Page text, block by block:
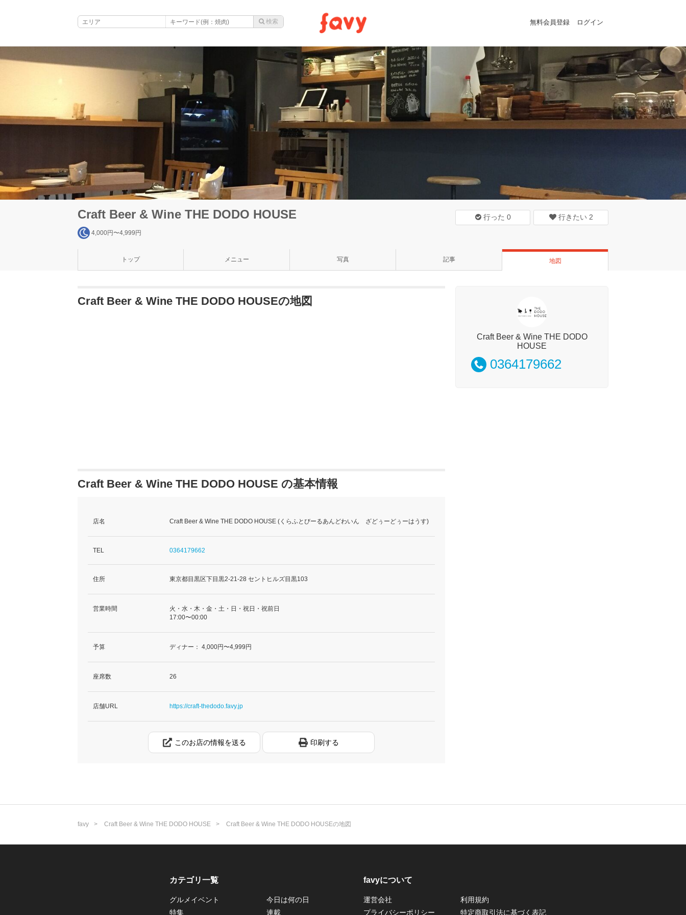
無料会員登録 ログイン
Craft Beer & Wine THE DODO HOUSE
4,000円〜4,999円
行った 0 行きたい 2
トップ メニュー 写真 記事 地図
Craft Beer & Wine THE DODO HOUSEの地図
Craft Beer & Wine THE DODO HOUSE の基本情報
店名 Craft Beer & Wine THE DODO HOUSE (くらふとびーるあんどわいん ざどぅーどぅーはうす)
TEL 0364179662
住所 東京都目黒区下目黒2-21-28 セントヒルズ目黒103
営業時間
火・水・木・金・土・日・祝日・祝前日
17:00〜00:00
予算 ディナー： 4,000円〜4,999円
座席数 26
店舗URL https://craft-thedodo.favy.jp
このお店の情報を送る 印刷する
Craft Beer & Wine THE DODO
HOUSE
0364179662
favy Craft Beer & Wine THE DODO HOUSE Craft Beer & Wine THE DODO HOUSEの地図
カテゴリ一覧
グルメイベント
今日は何の日
特集
連載
favyについて
運営会社
利用規約
プライバシーポリシー
特定商取引法に基づく表記